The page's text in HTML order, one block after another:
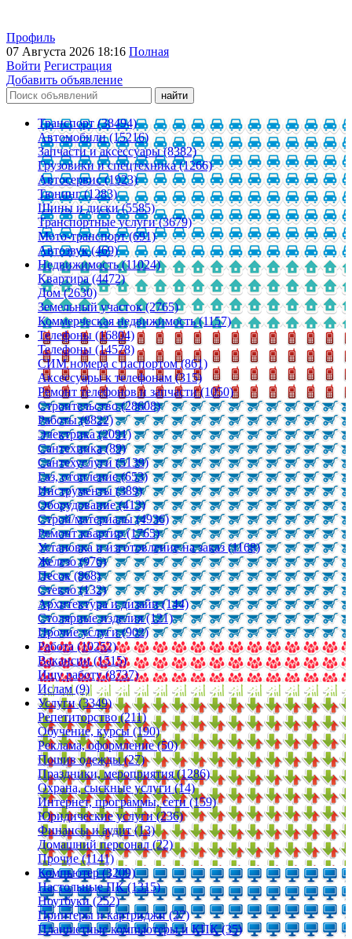
Профиль
07 Августа 2026 18:16 Полная
Войти Регистрация
Добавить объявление
Транспорт (38494)
Автомобили (15216)
Запчасти и аксессуары (8382)
Грузовики и спецтехника (1266)
Автосервис (1923)
Тюнинг (1283)
Шины и диски (5585)
Транспортные услуги (3679)
Мото-транспорт (691)
Автозвук (469)
Недвижимость (11024)
Квартира (4472)
Дом (2630)
Земельный участок (2765)
Коммерческая недвижимость (1157)
Телефоны (16804)
Телефоны (14578)
СИМ номера с паспортом (861)
Аксессуары к телефонам (315)
Ремонт телефонов и запчасти (1050)
Строительство (28608)
Работы (8822)
Электрика (2091)
Сантехника (89)
Сантехуслуги (5139)
Газ, отопление (653)
Инструменты (389)
Оборудование (413)
Строй/материалы (4936)
Ремонт квартир (1765)
Установка и изготовление на заказ (1168)
Железо (976)
Песок (868)
Стекло (132)
Архитектура и дизайн (144)
Столярные изделия (121)
Прочие услуги (902)
Работа (10252)
Вакансии (1515)
Ищу работу (8737)
Ислам (9)
Услуги (3349)
Репетиторство (211)
Обучение, курсы (190)
Реклама, оформление (50)
Пошив одежды (27)
Праздники, мероприятия (1286)
Охрана, сыскные услуги (14)
Интернет, программы, сети (159)
Юридические услуги (236)
Финансы и аудит (13)
Домашний персонал (22)
Прочие (1141)
Компьютер (3209)
Настольные ПК (1315)
Ноутбуки (252)
Принтеры и картриджи (27)
Планшетные компьютеры и КПК (35)